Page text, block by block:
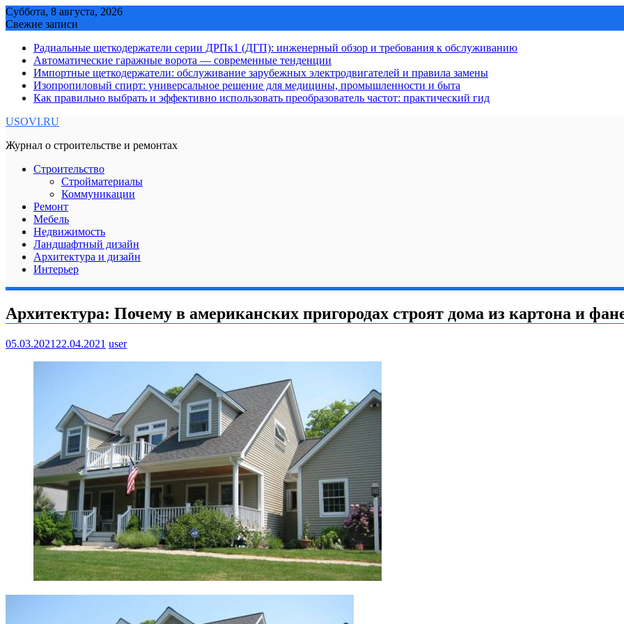
Skip
to
Суббота, 8 августа, 2026
Свежие записи
Радиальные щеткодержатели серии ДРПк1 (ДГП): инженерный обзор и требования к обслуживанию
Автоматические гаражные ворота — современные тенденции
Импортные щеткодержатели: обслуживание зарубежных электродвигателей и правила замены
Изопропиловый спирт: универсальное решение для медицины, промышленности и быта
Как правильно выбрать и эффективно использовать преобразователь частот: практический гид
USOVI.RU
Журнал о строительстве и ремонтах
Строительство
Стройматериалы
Коммуникации
Ремонт
Мебель
Недвижимость
Ландшафтный дизайн
Архитектура и дизайн
Интерьер
Архитектура: Почему в американских пригородах строят дома из картона и
05.03.2021 22.04.2021 user